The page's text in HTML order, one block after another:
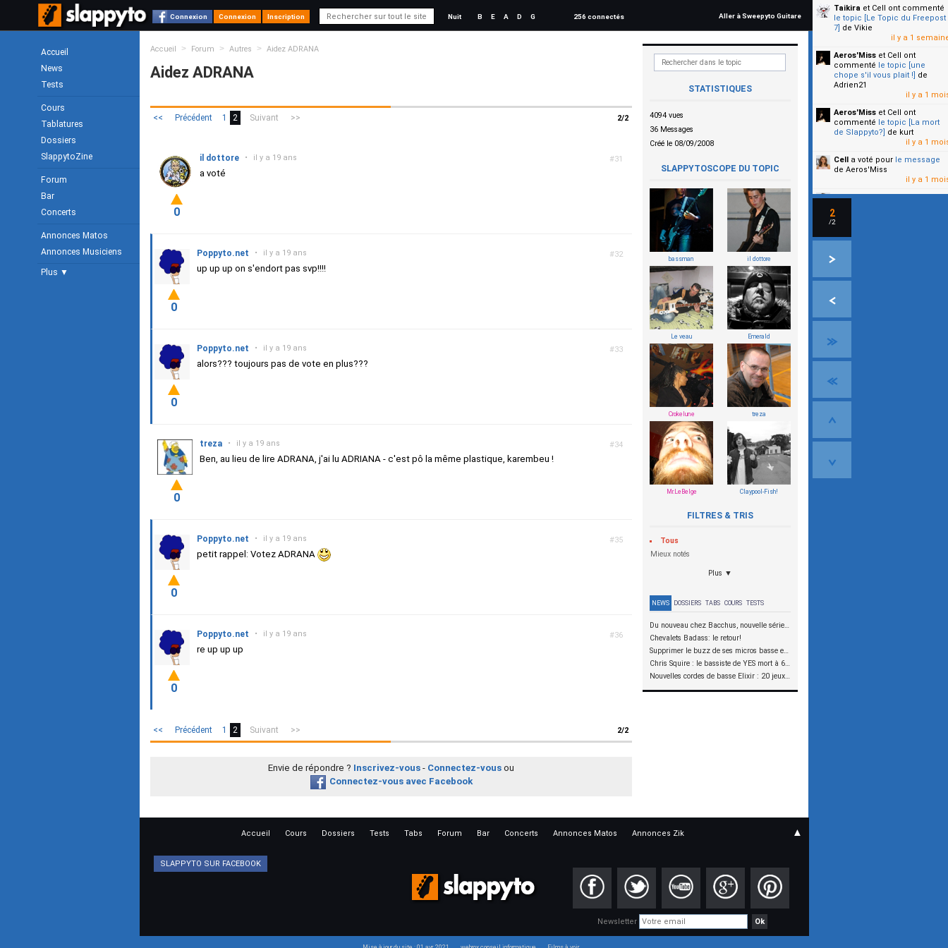
Connexion Connexion Inscription Nuit B E A D G 256 connectés Aller à Sweepyto Guitare
Accueil
News
Tests
Cours
Tablatures
Dossiers
SlappytoZine
Forum
Bar
Concerts
Annonces Matos
Annonces Musiciens
Plus ▼
Accueil > Forum > Autres > Aidez ADRANA
Aidez ADRANA
STATISTIQUES
4094 vues
36 Messages
Créé le 08/09/2008
SLAPPYTOSCOPE DU TOPIC
bassman il dottore
Le veau Emerald
Crokelune treza
Mr.LeBelge Claypool-Fish!
FILTRES & TRIS
Tous
Mieux notés
Plus ▼
NEWS DOSSIERS TABS COURS TESTS
Du nouveau chez Bacchus, nouvelle série SCD
Chevalets Badass: le retour!
Supprimer le buzz de ses micros basse en reliant les aimants à la masse
Chris Squire : le bassiste de YES mort à 67 ans
Nouvelles cordes de basse Elixir : 20 jeux à tester !
2/2
<< Précédent 1 2 Suivant >>
#31
il dottore • il y a 19 ans
a voté
0
#32
Poppyto.net • il y a 19 ans
up up up on s'endort pas svp!!!!
0
#33
Poppyto.net • il y a 19 ans
alors??? toujours pas de vote en plus???
0
#34
treza • il y a 19 ans
Ben, au lieu de lire ADRANA, j'ai lu ADRIANA - c'est pô la même plastique, karembeu !
0
#35
Poppyto.net • il y a 19 ans
petit rappel: Votez ADRANA
0
#36
Poppyto.net • il y a 19 ans
re up up up
0
2
/2
2/2
<< Précédent 1 2 Suivant >>
Envie de répondre ? Inscrivez-vous - Connectez-vous ou
Connectez-vous avec Facebook
Taikira et Cell ont commenté
le topic [Le Topic du Freepost
7] de Vikie
il y a 1
Aeros'Miss et Cell ont
commenté le topic [une
chope s'il vous plait !] de
Adrien21
il y a 1
Aeros'Miss et Cell ont
commenté le topic [La mort
de Slappyto?] de kurt
il y a 1
Cell a voté pour le message
de Aeros'Miss
il y a 1
Cella voté pourle message
Accueil Cours Dossiers Tests Tabs Forum Bar Concerts Annonces Matos Annonces Zik ▲
SLAPPYTO SUR FACEBOOK
Newsletter